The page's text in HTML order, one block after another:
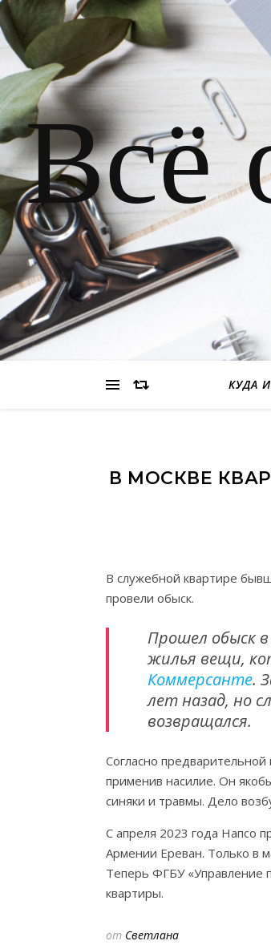
Всё
КУДА
В МОСКВЕ
В служебной квартире
провели обыск.
Прошел обыск в
жилья вещи,
Коммерсанте.
лет назад, но
возвращался.
Согласно
применив насилие. Он
синяки и травмы. Дело
С апреля 2023 года Напсо
Армении Ереван. Только в
Теперь ФГБУ «Управление
квартиры.
от Светлана